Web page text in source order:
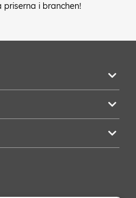
i branchen!